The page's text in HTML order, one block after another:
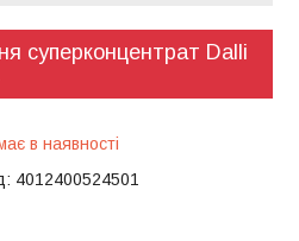
суперконцентрат Dalli
в наявності
4012400524501